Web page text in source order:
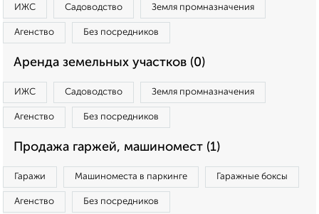
ИЖС Садоводство Земля промназначения
Агенство Без посредников
Аренда земельных участков (0)
ИЖС Садоводство Земля промназначения
Агенство Без посредников
Продажа гаржей, машиномест (1)
Гаражи Машиноместа в паркинге Гаражные боксы
Агенство Без посредников